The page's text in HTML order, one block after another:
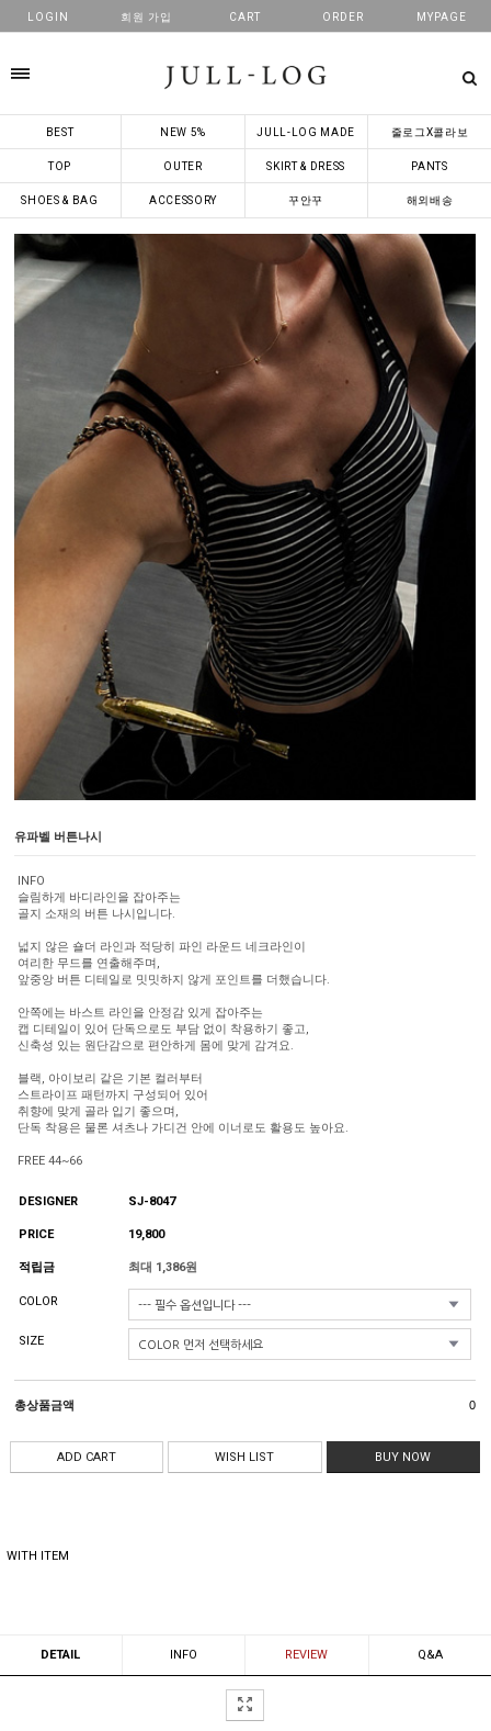
LOGIN 회원 가입 CART ORDER MYPAGE
BEST NEW 5% JULL-LOG MADE 줄로그X콜라보
TOP OUTER SKIRT & DRESS PANTS
SHOES & BAG ACCESSORY 꾸안꾸 해외배송
유파벨 버튼나시
INFO
슬림하게 바디라인을 잡아주는
골지 소재의 버튼 나시입니다.
넓지 않은 숄더 라인과 적당히 파인 라운드 네크라인이
여리한 무드를 연출해주며,
앞중앙 버튼 디테일로 밋밋하지 않게 포인트를 더했습니다.
안쪽에는 바스트 라인을 안정감 있게 잡아주는
캡 디테일이 있어 단독으로도 부담 없이 착용하기 좋고,
신축성 있는 원단감으로 편안하게 몸에 맞게 감겨요.
블랙, 아이보리 같은 기본 컬러부터
스트라이프 패턴까지 구성되어 있어
취향에 맞게 골라 입기 좋으며,
단독 착용은 물론 셔츠나 가디건 안에 이너로도 활용도 높아요.
FREE 44~66
DESIGNER SJ-8047
PRICE 19,800
적립금 최대 1,386원
COLOR
SIZE
총상품금액 0
ADD CART WISH LIST BUY NOW
WITH ITEM
DETAIL INFO REVIEW Q&A